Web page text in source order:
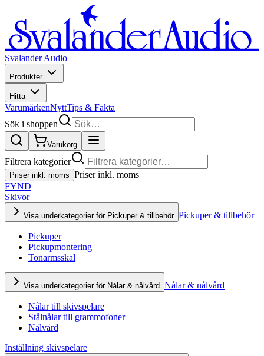
Svalander Audio
Produkter
Hitta
VarumärkenNyttTips & Fakta
Sök i shoppen
Varukorg
Filtrera kategorier
Priser inkl. moms Priser inkl. moms
FYND
Skivor
Visa underkategorier för Pickuper & tillbehör Pickuper & tillbehör
Pickuper
Pickupmontering
Tonarmsskal
Visa underkategorier för Nålar & nålvård Nålar & nålvård
Nålar till skivspelare
Stålnålar till grammofoner
Nålvård
Inställning skivspelare